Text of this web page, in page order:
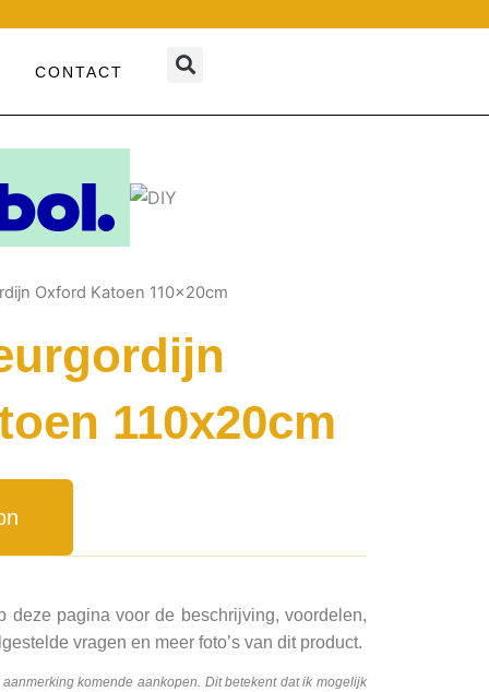
CONTACT
Oxford Katoen 110x20cm
110x20cm
deze pagina voor de beschrijving, voordelen,
vragen en meer foto’s van dit product.
komende aankopen. Dit betekent dat ik mogelijk